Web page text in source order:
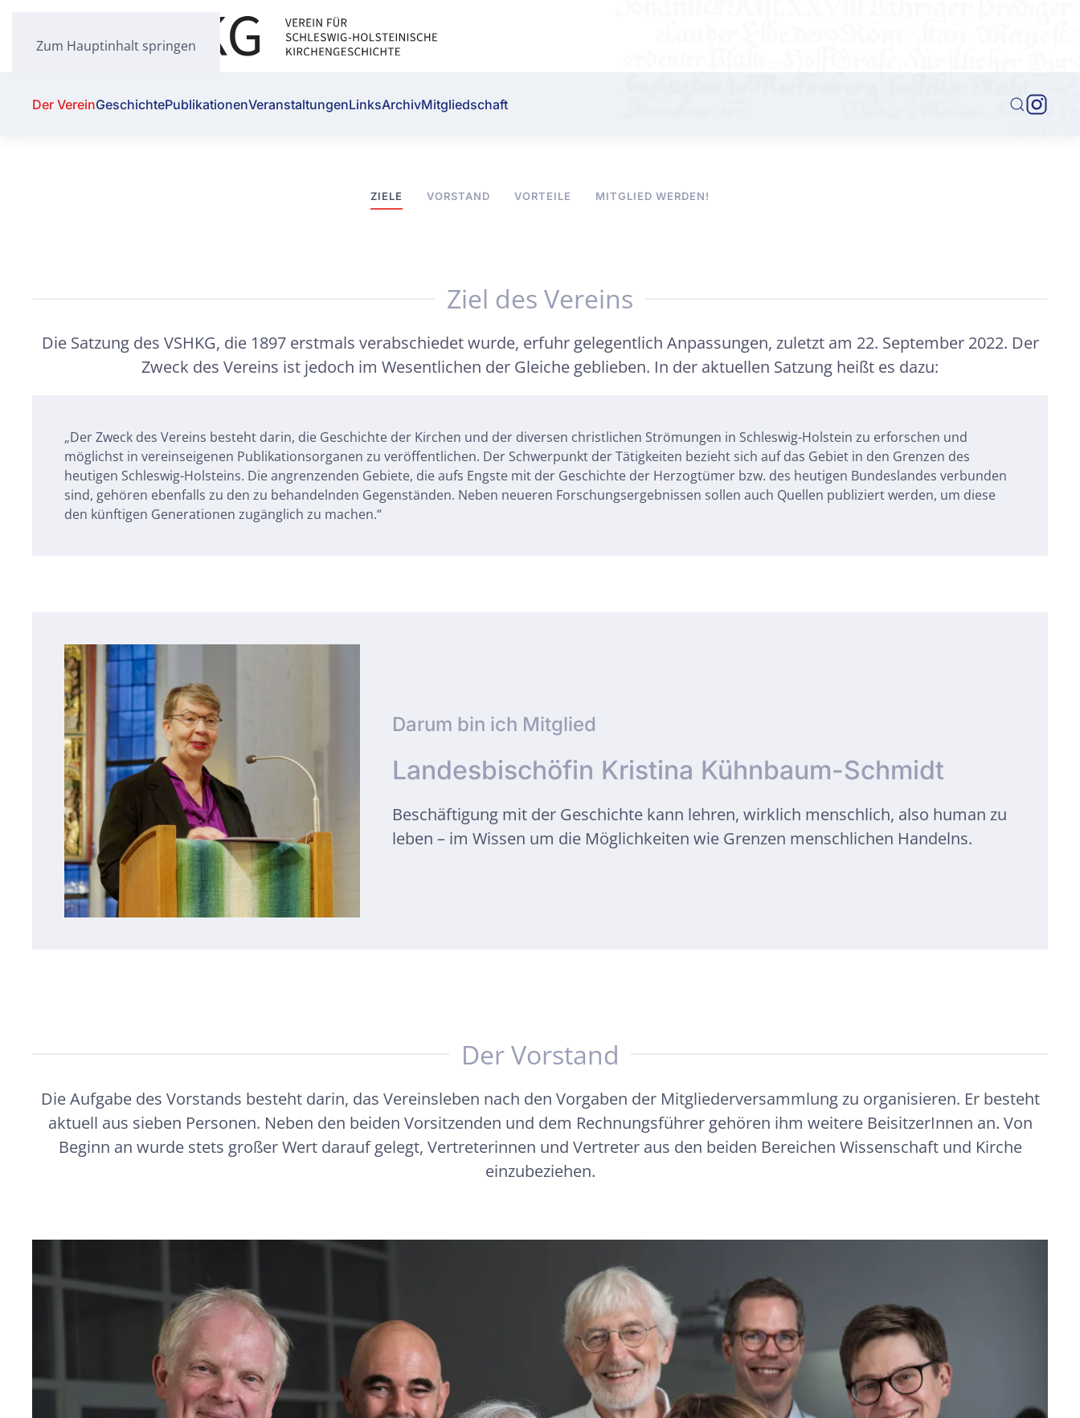
Zum Hauptinhalt springen
Der VereinGeschichtePublikationenVeranstaltungenLinksArchivMitgliedschaft
ZIELE VORSTAND VORTEILE MITGLIED WERDEN!
Ziel des Vereins
Die Satzung des VSHKG, die 1897 erstmals verabschiedet wurde, erfuhr gelegentlich Anpassungen, zuletzt am 22. September 2022. Der
Zweck des Vereins ist jedoch im Wesentlichen der Gleiche geblieben. In der aktuellen Satzung heißt es dazu:
„Der Zweck des Vereins besteht darin, die Geschichte der Kirchen und der diversen christlichen Strömungen in Schleswig-Holstein zu erforschen und
möglichst in vereinseigenen Publikationsorganen zu veröffentlichen. Der Schwerpunkt der Tätigkeiten bezieht sich auf das Gebiet in den Grenzen des
heutigen Schleswig-Holsteins. Die angrenzenden Gebiete, die aufs Engste mit der Geschichte der Herzogtümer bzw. des heutigen Bundeslandes verbunden
sind, gehören ebenfalls zu den zu behandelnden Gegenständen. Neben neueren Forschungsergebnissen sollen auch Quellen publiziert werden, um diese
den künftigen Generationen zugänglich zu machen.“
Darum bin ich Mitglied
Landesbischöfin Kristina Kühnbaum-Schmidt
Beschäftigung mit der Geschichte kann lehren, wirklich menschlich, also human zu
leben – im Wissen um die Möglichkeiten wie Grenzen menschlichen Handelns.
Der Vorstand
Die Aufgabe des Vorstands besteht darin, das Vereinsleben nach den Vorgaben der Mitgliederversammlung zu organisieren. Er besteht
aktuell aus sieben Personen. Neben den beiden Vorsitzenden und dem Rechnungsführer gehören ihm weitere BeisitzerInnen an. Von
Beginn an wurde stets großer Wert darauf gelegt, Vertreterinnen und Vertreter aus den beiden Bereichen Wissenschaft und Kirche
einzubeziehen.